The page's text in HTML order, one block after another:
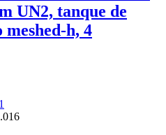
UN2, tanque de
meshed-h, 4